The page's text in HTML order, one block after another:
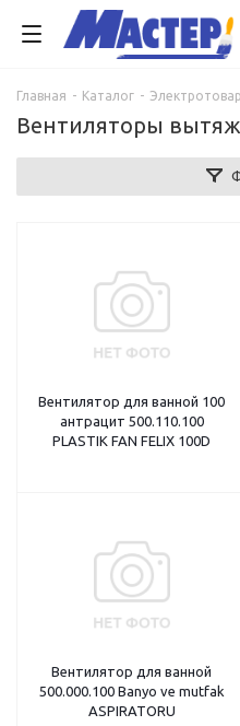
Главная - Каталог -
Вентиляторы
Вентилятор для ванной 100
антрацит 500.110.100
PLASTIK FAN FELIX 100D
Вентилятор для ванной
500.000.100 Banyo ve mutfak
ASPIRATORU